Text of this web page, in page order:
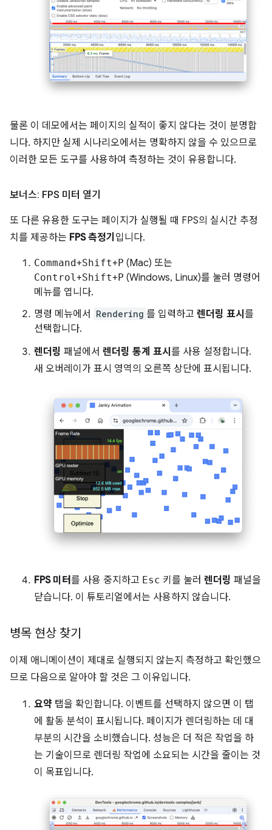
물론 이 데모에서는 페이지의 실적이 좋지 않다는 것이 분명합
니다. 하지만 실제 시나리오에서는 명확하지 않을 수 있으므로
이러한 모든 도구를 사용하여 측정하는 것이 유용합니다.
보너스: FPS 미터 열기
또 다른 유용한 도구는 페이지가 실행될 때 FPS의 실시간 추정
치를 제공하는 FPS 측정기 입니다.
Command+Shift+P (Mac) 또는
Control +Shift+P (Windows, Linux)를 눌러 명령어
메뉴를 엽니다.
명령 메뉴에서
Rendering 를 입력하고 렌더링 표시 를
선택합니다.
렌더링 패널에서 렌더링 통계 표시 를 사용 설정합니다.
새 오버레이가 표시 영역의 오른쪽 상단에 표시됩니다.
FPS 미터 를 사용 중지하고 Esc 키를 눌러 렌더링 패널을
닫습니다. 이 튜토리얼에서는 사용하지 않습니다.
병목 현상 찾기
이제 애니메이션이 제대로 실행되지 않는지 측정하고 확인했으
므로 다음으로 알아야 할 것은 그 이유입니다.
요약 탭을 확인합니다. 이벤트를 선택하지 않으면 이 탭
에 활동 분석이 표시됩니다. 페이지가 렌더링하는 데 대
부분의 시간을 소비했습니다. 성능은 더 적은 작업을 하
는 기술이므로 렌더링 작업에 소요되는 시간을 줄이는 것
이 목표입니다.